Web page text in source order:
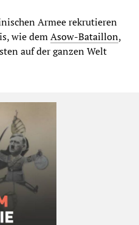
Armee rekrutieren
wie demAsow-Bataillon,
auf der ganzen Welt